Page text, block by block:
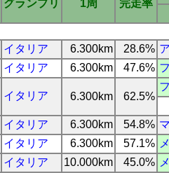
グランプリ 1周 完走率
イタリア 6.300km 28.6%
イタリア 6.300km 47.6%
イタリア 6.300km 62.5%
イタリア 6.300km 54.8%
イタリア 6.300km 57.1%
イタリア 10.000km 45.0%